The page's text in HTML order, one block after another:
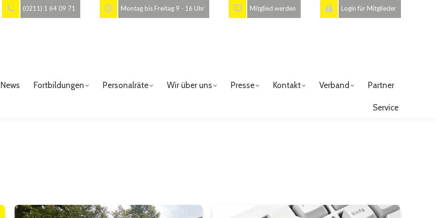
(0211) 1 64 09 71 Montag bis Freitag 9 - 16 Uhr Mitglied werden Login für Mitglieder
News Fortbildungen Personalräte Wir über uns Presse Kontakt Verband Partner
Service